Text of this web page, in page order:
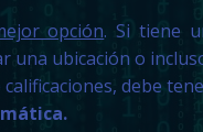
opción. Si tiene
ubicación o
debe